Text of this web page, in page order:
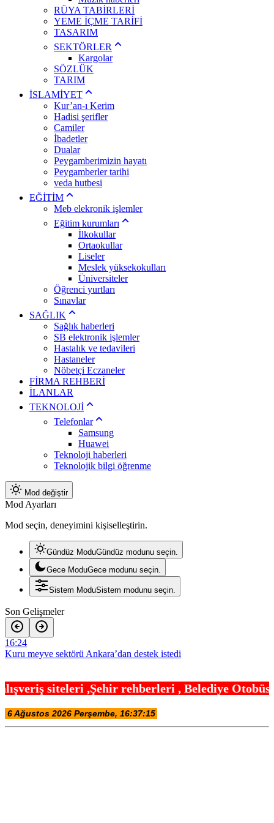
RÜYA TABİRLERİ
YEME İÇME TARİFİ
TASARIM
SEKTÖRLER
Kargolar
SÖZLÜK
TARIM
İSLAMİYET
Kur’an-ı Kerim
Hadisi şerifler
Camiler
İbadetler
Dualar
Peygamberimizin hayatı
Peygamberler tarihi
veda hutbesi
EĞİTİM
Meb elekronik işlemler
Eğitim kurumları
İlkokullar
Ortaokullar
Liseler
Meslek yüksekokulları
Üniversiteler
Öğrenci yurtları
Sınavlar
SAĞLIK
Sağlık haberleri
SB elektronik işlemler
Hastalık ve tedavileri
Hastaneler
Nöbetçi Eczaneler
FİRMA REHBERİ
İLANLAR
TEKNOLOJİ
Telefonlar
Samsung
Huawei
Teknoloji haberleri
Teknolojik bilgi öğrenme
Mod değiştir
Mod Ayarları
Mod seçin, deneyimini kişiselleştirin.
Gündüz ModuGündüz modunu seçin.
Gece ModuGece modunu seçin.
Sistem ModuSistem modunu seçin.
Son Gelişmeler
16:24
Kuru meyve sektörü Ankara’dan destek istedi
Bursa İnegöl’ün lezzetleri vitrine çıkıyor
16:12
Teröristler teslim olmaya devam ediyor… Hudutlarda 490 kişi
yakalandı
,Şehir rehberleri , Belediye